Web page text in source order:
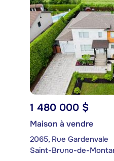
1 480 000 $
Maison à vendre
2065, Rue Gardenvale
Saint-Bruno-de-